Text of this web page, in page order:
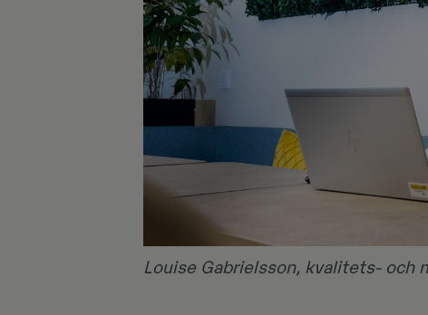
Louise Gabrielsson, kvalitets- och